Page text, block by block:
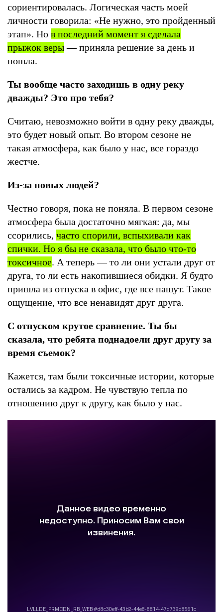
сориентировалась. Логическая часть моей
личности говорила: «Не нужно, это пройденный
этап». Но в последний момент я сделала
прыжок веры— приняла решение за день и
пошла.
Ты вообще часто заходишь в одну реку
дважды? Это про тебя?
Считаю, невозможно войти в одну реку дважды,
это будет новый опыт. Во втором сезоне не
такая атмосфера, как было у нас, все гораздо
жестче.
Из-за новых людей?
Честно говоря, пока не поняла. В первом сезоне
атмосфера была достаточно мягкая: да, мы
ссорились, часто спорили, вспыхивали как
спички. Но я бы не сказала, что было что-то
токсичное. А теперь — то ли они устали друг от
друга, то ли есть накопившиеся обидки. Я будто
пришла из отпуска в офис, где все пашут. Такое
ощущение, что все ненавидят друг друга.
С отпуском крутое сравнение. Ты бы
сказала, что ребята поднадоели друг другу за
время съемок?
Кажется, там были токсичные истории, которые
остались за кадром. Не чувствую тепла по
отношению друг к другу, как было у нас.